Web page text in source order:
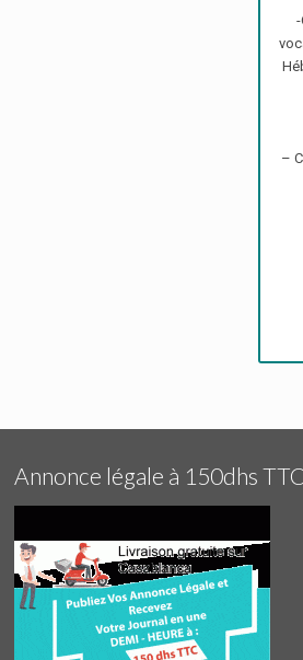
–
Annonce légale à 150dhs TTC